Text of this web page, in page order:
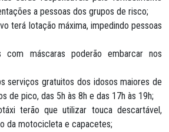
a pessoas dos grupos de risco;
terá lotação máxima, impedindo pessoas
com máscaras poderão embarcar nos
serviços gratuitos dos idosos maiores de
de pico, das 5h às 8h e das 17h às 19h;
terão que utilizar touca descartável,
da motocicleta e capacetes;